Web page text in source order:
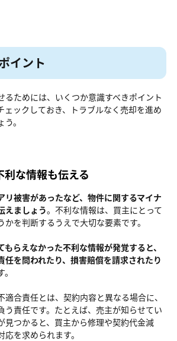
イント
るためには、いくつか意識すべきポイント
ェックしておき、トラブルなく売却を進め
。
利な情報も伝える
リ被害があったなど、物件に関するマイナ
えましょう。不利な情報は、買主にとって
を判断するうえで大切な要素です。
らえなかった不利な情報が発覚すると、
任を問われたり、損害賠償を請求されたり
合責任とは、契約内容と異なる場合に、
う責任です。たとえば、売主が知らせてい
見つかると、買主から修理や契約代金減
を求められます。